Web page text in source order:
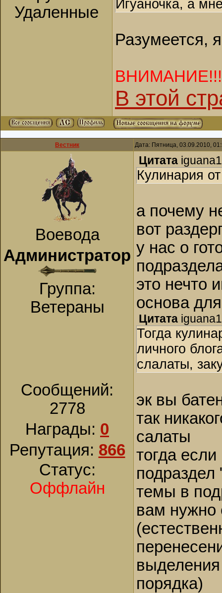
Удаленные
Игуаночка, а
Разумеется,
В этой
Вестник Дата: Пятница, 03.09.2010,
Воевода
Администратор
Группа:
Ветераны
Сообщений:
2778
Награды: 0
Репутация: 866
Статус:
Оффлайн
Цитата
Кулинария
а почему
вот
у нас о
это нечто
основа
Цитата
Тогда
личного
слалаты,
эк вы
так
салаты
тогда
темы в
вам нужно
порядка)